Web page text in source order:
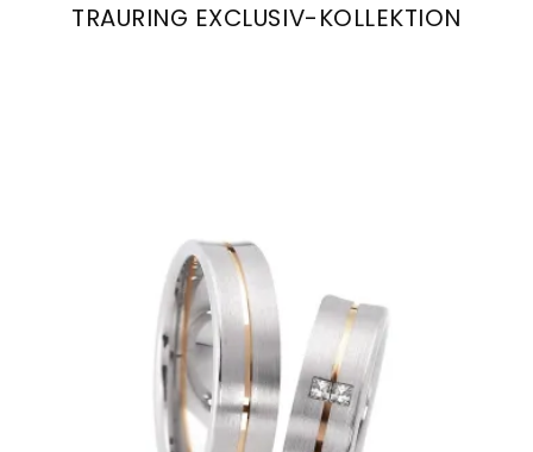
TRAURING EXCLUSIV-KOLLEKTION